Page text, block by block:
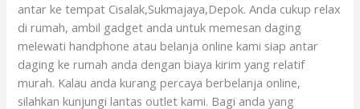
antar ke tempat Cisalak,Sukmajaya,Depok. Anda cukup relax
di rumah, ambil gadget anda untuk memesan daging
melewati handphone atau belanja online kami siap antar
daging ke rumah anda dengan biaya kirim yang relatif
murah. Kalau anda kurang percaya berbelanja online,
silahkan kunjungi lantas outlet kami. Bagi anda yang